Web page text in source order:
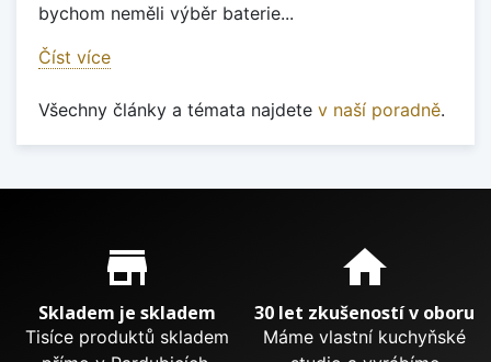
bychom neměli výběr baterie...
Číst více
Všechny články a témata najdete v naší poradně.
Proč nakupovat u nás?
store_mall_directory
Skladem je skladem
Tisíce produktů skladem
home
30 let zkušeností v oboru
Máme vlastní kuchyňské